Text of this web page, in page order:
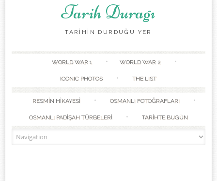
Tarih Duragı
TARİHİN DURDUĞU YER
WORLD WAR 1 WORLD WAR 2
ICONIC PHOTOS THE LIST
RESMİN HİKAYESİ OSMANLI FOTOĞRAFLARI
OSMANLI PADİŞAH TÜRBELERİ TARİHTE BUGÜN